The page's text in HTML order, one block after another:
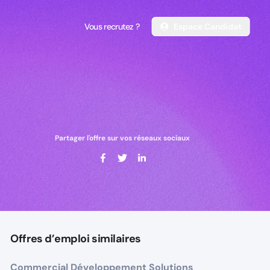
Vous recrutez ?
Vous recrutez ?
Partager l'offre sur vos réseaux sociaux
Offres d’emploi similaires
Commercial Développement Solutions